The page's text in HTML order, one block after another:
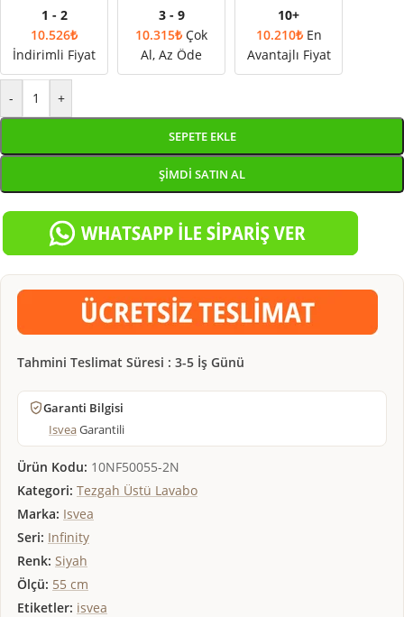
1 - 2
10.526₺
İndirimli Fiyat
3 - 9
10.315₺ Çok
Al, Az Öde
10+
10.210₺ En
Avantajlı Fiyat
- +
SEPETE EKLE
ŞIMDI SATIN AL
Tahmini Teslimat Süresi : 3-5 İş Günü
Garanti Bilgisi
IsveaGarantili
Ürün Kodu: 10NF50055-2N
Kategori: Tezgah Üstü Lavabo
Marka: Isvea
Seri: Infinity
Renk: Siyah
Ölçü: 55 cm
Etiketler: isvea